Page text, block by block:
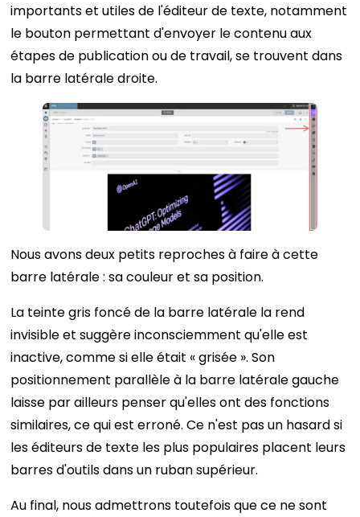
importants et utiles de l'éditeur de texte, notamment
le bouton permettant d'envoyer le contenu aux
étapes de publication ou de travail, se trouvent dans
la barre latérale droite.
Nous avons deux petits reproches à faire à cette
barre latérale : sa couleur et sa position.
La teinte gris foncé de la barre latérale la rend
invisible et suggère inconsciemment qu'elle est
inactive, comme si elle était « grisée ». Son
positionnement parallèle à la barre latérale gauche
laisse par ailleurs penser qu'elles ont des fonctions
similaires, ce qui est erroné. Ce n'est pas un hasard si
les éditeurs de texte les plus populaires placent leurs
barres d'outils dans un ruban supérieur.
Au final, nous admettrons toutefois que ce ne sont